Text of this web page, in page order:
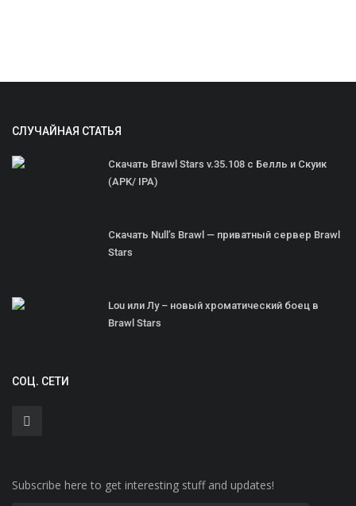
СЛУЧАЙНАЯ СТАТЬЯ
Скачать Brawl Stars v.35.108 с Белль и Скуик
(APK/ IPA)
Скачать Null’s Brawl — приватный сервер Brawl
Stars
Lou или Лу – новый хроматический боец в
Brawl Stars
СОЦ. СЕТИ
Subscribe here to get interesting stuff and updates!